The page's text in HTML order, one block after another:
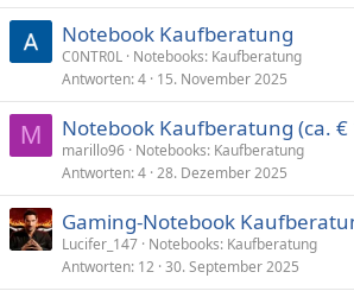
Notebook Kaufberatung
C0NTR0L Notebooks: Kaufberatung
Antworten 4 15. November 2025
M Notebook Kaufberatung (ca. €
marillo96 Notebooks: Kaufberatung
Antworten 4 28. Dezember 2025
Gaming-Notebook
Lucifer_147 Notebooks: Kaufberatung
Antworten 12 30. September 2025